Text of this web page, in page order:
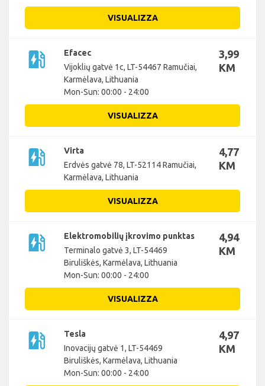
VISUALIZZA
ev_station
Efacec
Vijoklių gatvė 1c, LT-54467 Ramučiai,
Karmėlava, Lithuania
Mon-Sun: 00:00 - 24:00
3,99
KM
VISUALIZZA
ev_station
Virta
Erdvės gatvė 78, LT-52114 Ramučiai,
Karmėlava, Lithuania
4,77
KM
VISUALIZZA
ev_station
Elektromobilių įkrovimo punktas
Terminalo gatvė 3, LT-54469
Biruliškės, Karmėlava, Lithuania
Mon-Sun: 00:00 - 24:00
4,94
KM
VISUALIZZA
ev_station
Tesla
Inovacijų gatvė 1, LT-54469
Biruliškės, Karmėlava, Lithuania
Mon-Sun: 00:00 - 24:00
4,97
KM